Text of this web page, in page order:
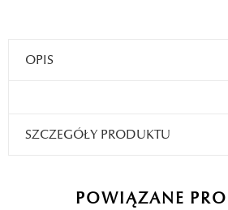
OPIS
SZCZEGÓŁY PRODUKTU
POWIĄZANE